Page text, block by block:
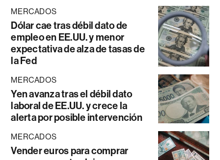
MERCADOS
Dólar cae tras débil dato de
empleo en EE.UU. y menor
expectativa de alza de tasas de
la Fed
MERCADOS
Yen avanza tras el débil dato
laboral de EE.UU. y crece la
alerta por posible intervención
MERCADOS
Vender euros para comprar